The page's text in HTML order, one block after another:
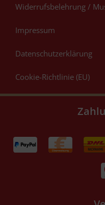
Widerrufsbelehrung /
Impressum
Datenschutzerklärung
Cookie-Richtlinie (EU)